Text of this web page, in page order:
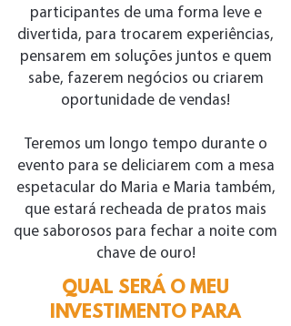
participantes de uma forma leve e
divertida, para trocarem experiências,
pensarem em soluções juntos e quem
sabe, fazerem negócios ou criarem
oportunidade de vendas!
Teremos um longo tempo durante o
evento para se deliciarem com a mesa
espetacular do Maria e Maria também,
que estará recheada de pratos mais
que saborosos para fechar a noite com
chave de ouro!
QUAL SERÁ O MEU
INVESTIMENTO PARA